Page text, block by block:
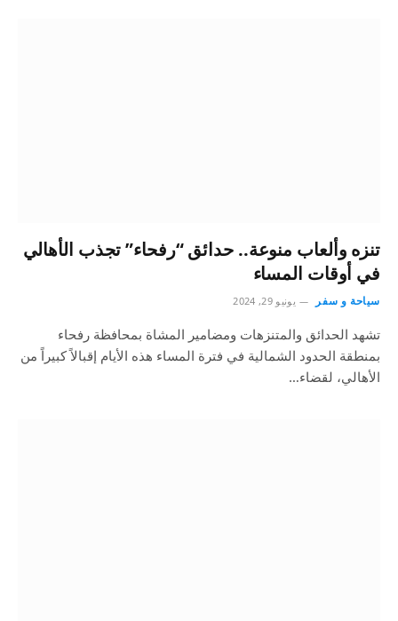
تنزه وألعاب منوعة.. حدائق “رفحاء” تجذب الأهالي
في أوقات المساء
سياحة و سفر يونيو 29, 2024
تشهد الحدائق والمتنزهات ومضامير المشاة بمحافظة رفحاء
بمنطقة الحدود الشمالية في فترة المساء هذه الأيام إقبالاً كبيراً من
الأهالي، لقضاء…